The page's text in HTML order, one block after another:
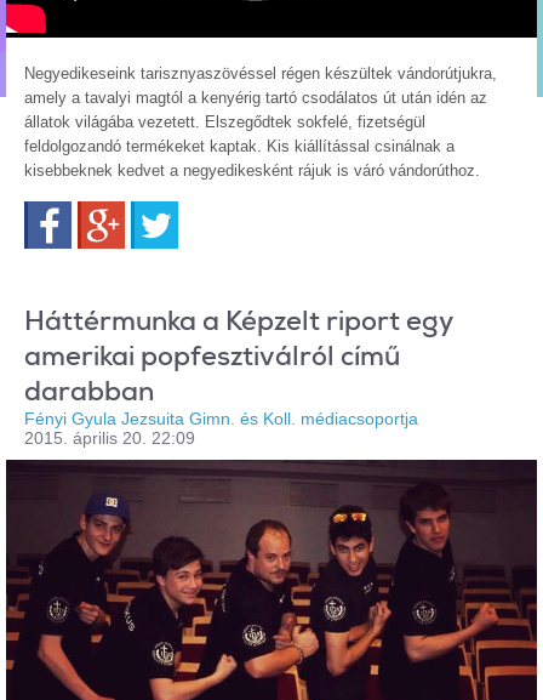
Negyedikeseink tarisznyaszövéssel régen készültek vándorútjukra,
amely a tavalyi magtól a kenyérig tartó csodálatos út után idén az
állatok világába vezetett. Elszegődtek sokfelé, fizetségül
feldolgozandó termékeket kaptak. Kis kiállítással csinálnak a
kisebbeknek kedvet a negyedikesként rájuk is váró vándorúthoz.
FacebookGoogle+
Háttérmunka a Képzelt riport egy
amerikai popfesztiválról című
darabban
Fényi Gyula Jezsuita Gimn. és Koll. médiacsoportja
2015. április 20. 22:09